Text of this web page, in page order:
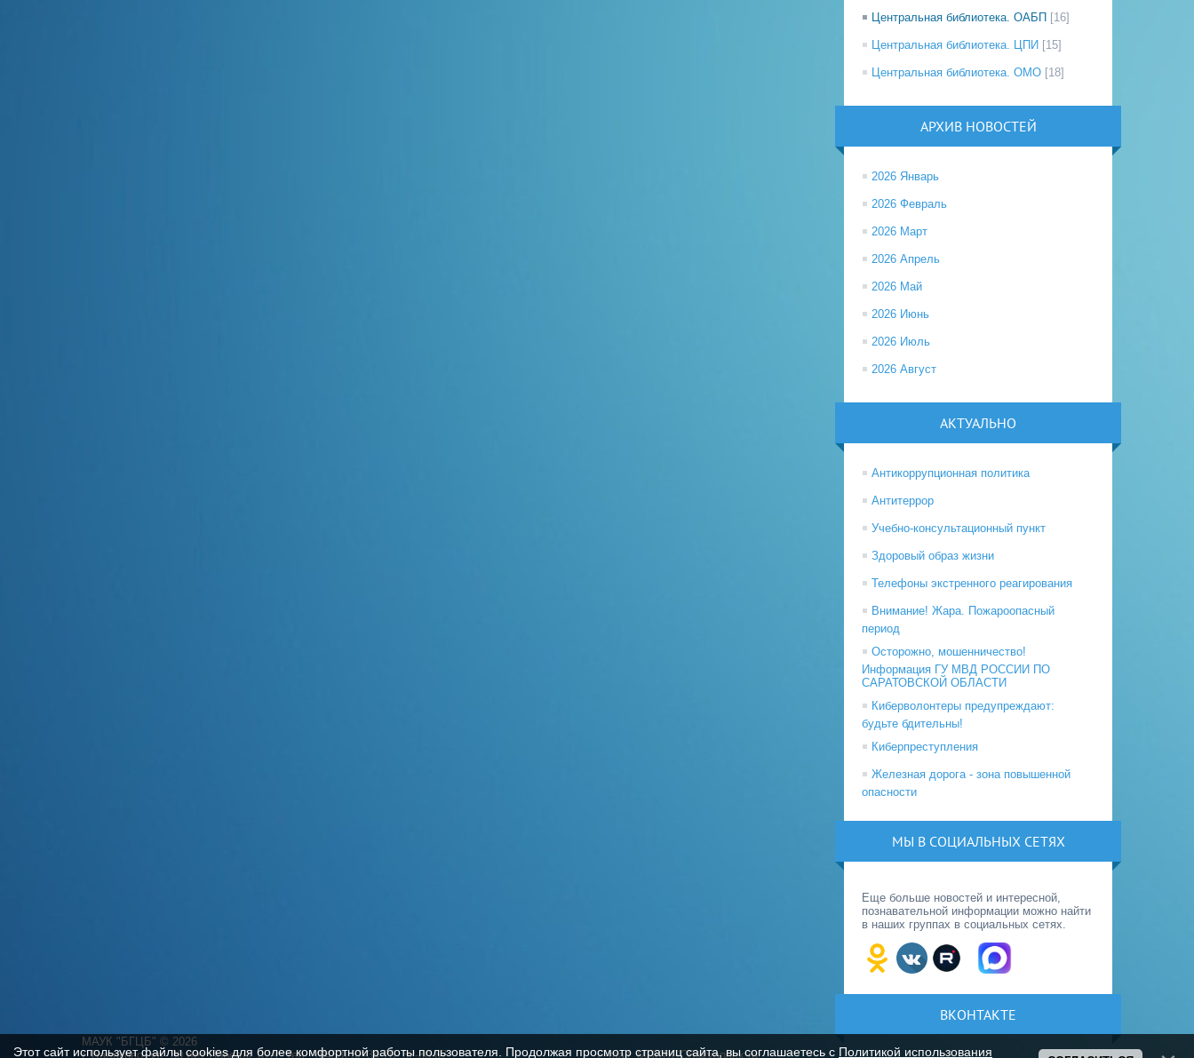
Центральная библиотека. ОАБП [16]
Центральная библиотека. ЦПИ [15]
Центральная библиотека. ОМО [18]
АРХИВ НОВОСТЕЙ
2026 Январь
2026 Февраль
2026 Март
2026 Апрель
2026 Май
2026 Июнь
2026 Июль
2026 Август
АКТУАЛЬНО
Антикоррупционная политика
Антитеррор
Учебно-консультационный пункт
Здоровый образ жизни
Телефоны экстренного реагирования
Внимание! Жара. Пожароопасный
период
Осторожно, мошенничество!
Информация ГУ МВД РОССИИ ПО
САРАТОВСКОЙ ОБЛАСТИ
Киберволонтеры предупреждают:
будьте бдительны!
Киберпреступления
Железная дорога - зона повышенной
опасности
МЫ В СОЦИАЛЬНЫХ СЕТЯХ
Еще больше новостей и интересной,
познавательной информации можно найти
в наших группах в социальных сетях.
ВКОНТАКТЕ
МАУК "БГЦБ" © 2026
г. Балаково, ул. 30 лет Победы, 37А. Тел.: (8453) 32-34-76, 32-30-67
E-mail: MUKBGCB@yandex.ru
Этот сайт использует файлы cookies для более комфортной работы пользователя. Продолжая просмотр страниц сайта, вы соглашаетесь с Политикой использования